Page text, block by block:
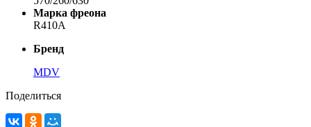
Марка фреона
R410A
Бренд
MDV
Поделиться